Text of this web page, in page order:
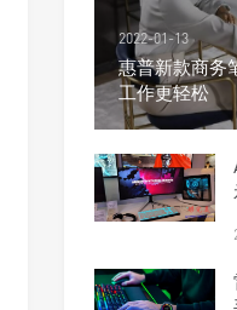
2022-01-13
惠普新款商务
工作更轻松